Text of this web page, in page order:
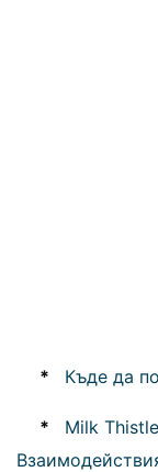
* Къде да
*
Milk